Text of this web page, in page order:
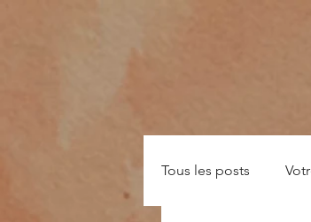
Tous les posts